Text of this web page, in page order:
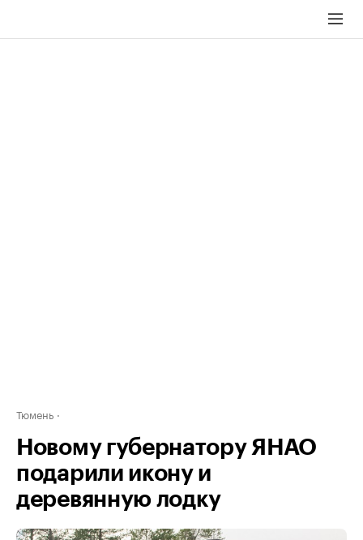
Тюмень
Новому губернатору ЯНАО
подарили икону и
деревянную лодку